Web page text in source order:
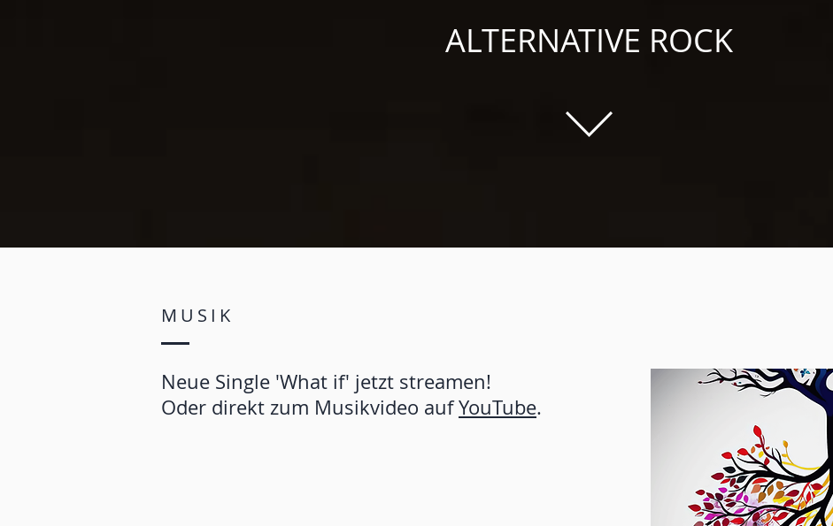
ALTERNATIVE ROCK
MUSIK
Neue Single 'What if' jetzt streamen!
Oder direkt zum Musikvideo aufYouTube.